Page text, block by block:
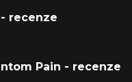
recenze
Pain - recenze